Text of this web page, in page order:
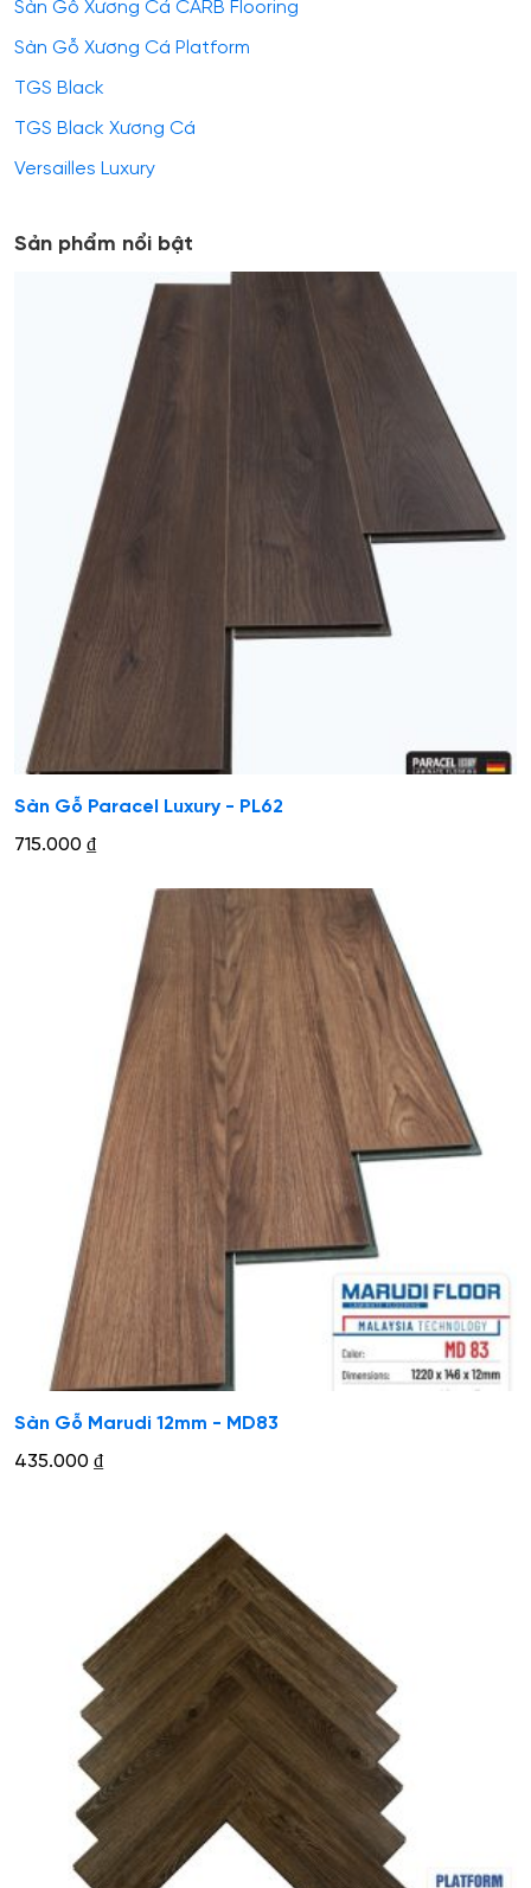
Sàn Gỗ Xương Cá CARB Flooring
Sàn Gỗ Xương Cá Platform
TGS Black
TGS Black Xương Cá
Versailles Luxury
Sản phẩm nổi bật
Sàn Gỗ Paracel Luxury - PL62
715.000 ₫
Sàn Gỗ Marudi 12mm - MD83
435.000 ₫